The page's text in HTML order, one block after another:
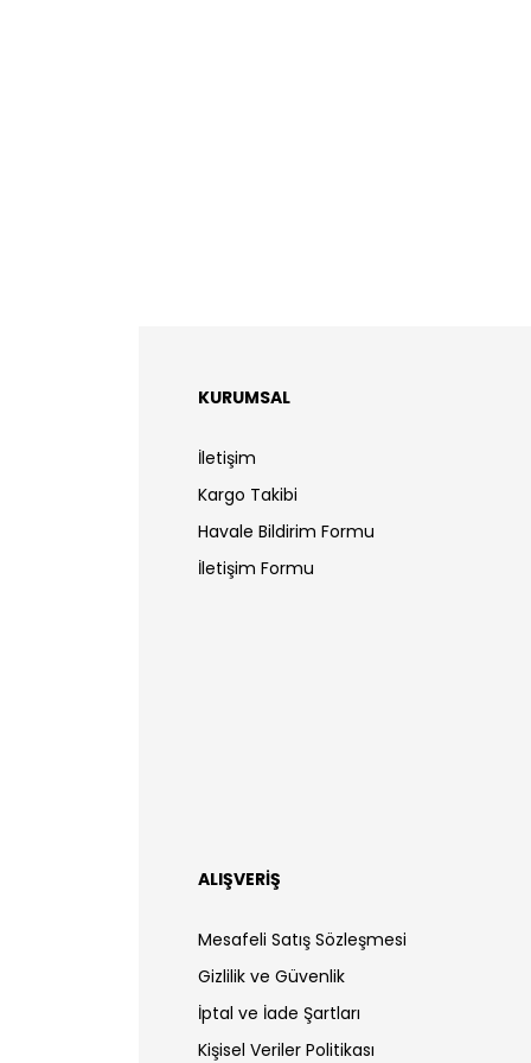
KURUMSAL
İletişim
Kargo Takibi
Havale Bildirim Formu
İletişim Formu
ALIŞVERİŞ
Mesafeli Satış Sözleşmesi
Gizlilik ve Güvenlik
İptal ve İade Şartları
Kişisel Veriler Politikası